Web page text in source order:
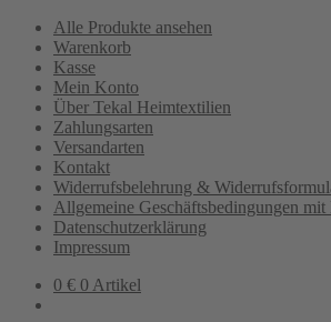
Alle Produkte ansehen
Warenkorb
Kasse
Mein Konto
Über Tekal Heimtextilien
Zahlungsarten
Versandarten
Kontakt
Widerrufsbelehrung &
Allgemeine Geschäftsbedingungen
Datenschutzerklärung
Impressum
0 € 0 Artikel